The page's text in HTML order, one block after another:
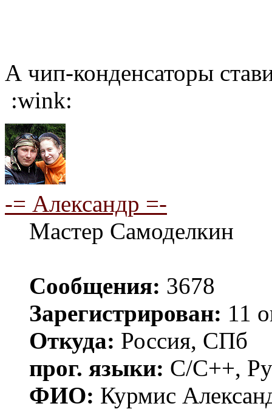
А чип-конденсаторы
:wink:
-= Александр =-
Мастер Самоделкин
Сообщения: 3678
Зарегистрирован: 11
Откуда: Россия, СПб
прог. языки: C/C++,
ФИО: Курмис